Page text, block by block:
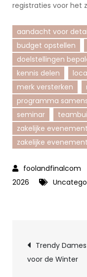
registraties voor het
aandacht voor
budget opstellen
doelstellingen
kennis delen
merk versterken
programma
seminar
zakelijke
zakelijke
2026
evenementen
Trendy
voor de Winter